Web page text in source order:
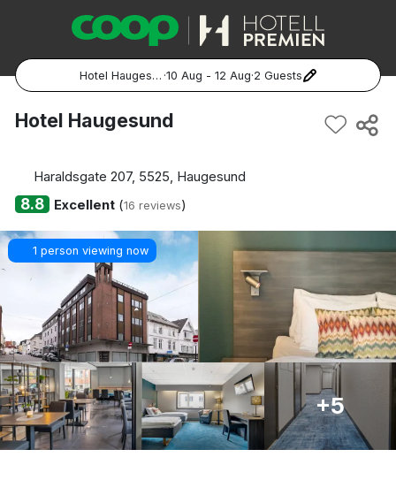
Hotel Haugesund ·10 Aug - 12 Aug·2 Guests
Popular Destinations:
Göteborg
Malmö
Hela Norge
Oslo
Bergen
Hotel Haugesund
Haraldsgate 207, 5525, Haugesund
8.8 Excellent(16 reviews)
1 person viewing now
+5